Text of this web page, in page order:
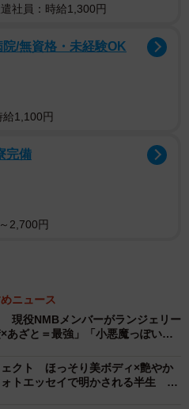
優デビュー。俳優、DJ、モデ
(@tsunko_p)
社員：時給1,300円
/無資格・未経験OK
1,100円
完備
2,700円
ニュース
現役NMBメンバーがランジェリー
ざと＝最強」「小悪魔っぽい甘
クト ほっそり美ボディ×艶やか
トエッセイで明かされる半生